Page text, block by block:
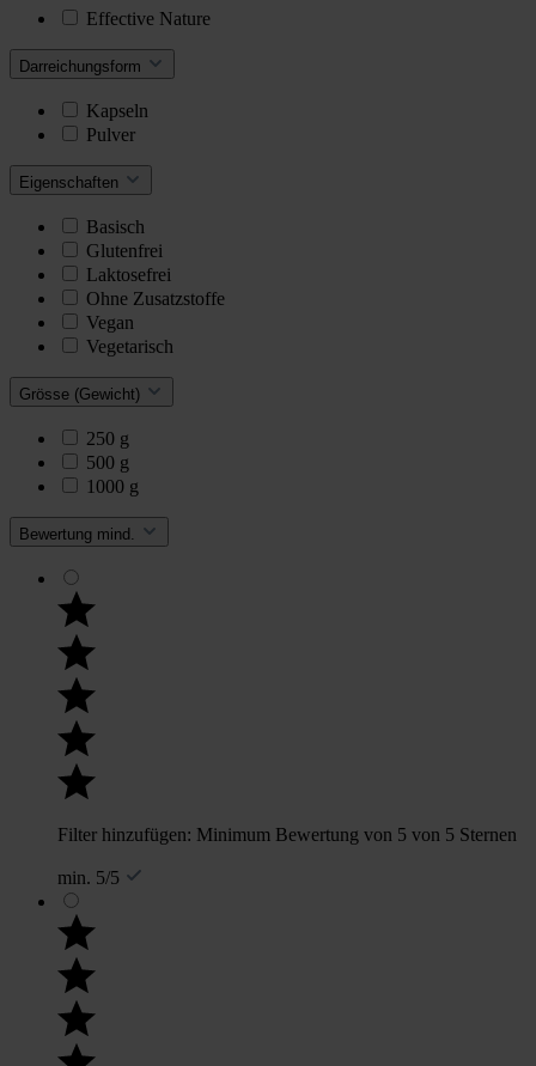
Effective Nature
Darreichungsform
Kapseln
Pulver
Eigenschaften
Basisch
Glutenfrei
Laktosefrei
Ohne Zusatzstoffe
Vegan
Vegetarisch
Grösse (Gewicht)
250 g
500 g
1000 g
Bewertung mind.
Filter hinzufügen: Minimum Bewertung von 5 von 5 Sternen
min. 5/5